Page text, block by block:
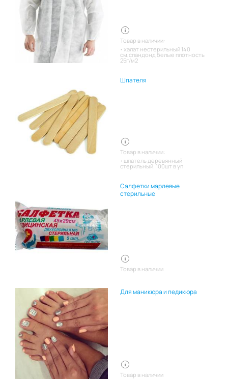
Товар в наличии:
халат нестерильный 140
см,спандонд белые плотность
25г/м2
Шпателя
Товар в наличии:
шпатель деревянный
стерильный. 100шт в уп
Салфетки марлевые
стерильные
Товар в наличии
Для маникюра и педикюра
Товар в наличии